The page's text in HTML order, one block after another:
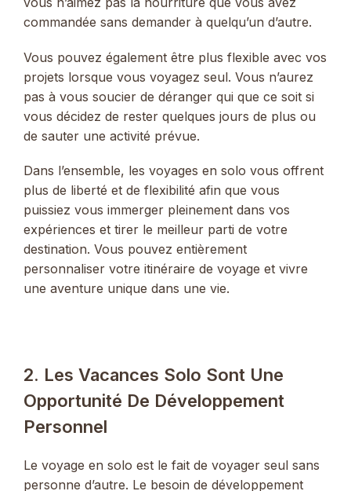
commandée sans demander à quelqu’un d’autre.
Vous pouvez également être plus flexible avec vos
projets lorsque vous voyagez seul. Vous n’aurez
pas à vous soucier de déranger qui que ce soit si
vous décidez de rester quelques jours de plus ou
de sauter une activité prévue.
Dans l’ensemble, les voyages en solo vous offrent
plus de liberté et de flexibilité afin que vous
puissiez vous immerger pleinement dans vos
expériences et tirer le meilleur parti de votre
destination. Vous pouvez entièrement
personnaliser votre itinéraire de voyage et vivre
une aventure unique dans une vie.
2. Les Vacances Solo Sont Une
Opportunité De Développement
Personnel
Le voyage en solo est le fait de voyager seul sans
personne d’autre. Le besoin de développement